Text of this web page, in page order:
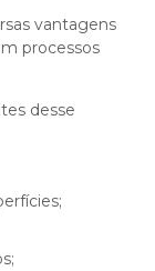
vantagens
processos
desse